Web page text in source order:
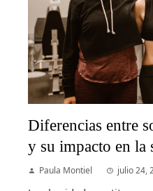
Diferencias entre
y su impacto en la
Paula Montiel julio 24,